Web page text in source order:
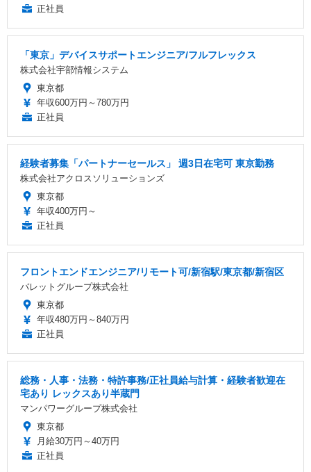
正社員
「東京」デバイスサポートエンジニア/フルフレックス
株式会社宇部情報システム
東京都
年収600万円～780万円
正社員
経験者募集「パートナーセールス」 週3日在宅可 東京勤務
株式会社アクロスソリューションズ
東京都
年収400万円～
正社員
フロントエンドエンジニア/リモート可/新宿駅/東京都/新宿区
バレットグループ株式会社
東京都
年収480万円～840万円
正社員
総務・人事・法務・特許事務/正社員給与計算・経験者歓迎在
宅あり レックスあり半蔵門
マンパワーグループ株式会社
東京都
月給30万円～40万円
正社員